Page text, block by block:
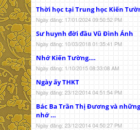
Thời học tại Trung học Kiến
Ngày đăng: 17/01/2024 09:50:52 PM
Sư huynh đời đầu Vũ Đình Ánh
Ngày đăng: 10/03/2018 01:35:41 PM
Nhớ Kiến Tường….
Ngày đăng: 1/10/2015 08:33:08 AM
Ngày ấy THKT
Ngày đăng: 23/12/2014 04:51:54 PM
Bác Ba Trần Thị Đương và
nhớ …
Ngày đăng: 23/12/2014 04:50:27 PM